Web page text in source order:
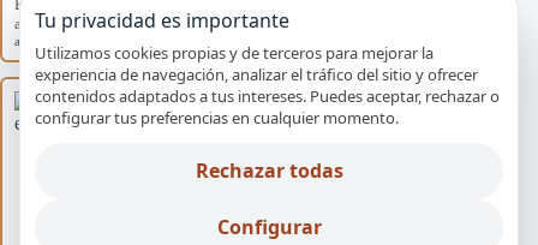
Explora las causas del rendimiento disminuido en aires
acondicionados domésticos y cómo afectan al sistema.
aire acondicionado
Tu privacidad es importante
Utilizamos cookies propias y de terceros para mejorar la
experiencia de navegación, analizar el tráfico del sitio y ofrecer
contenidos adaptados a tus intereses. Puedes aceptar, rechazar o
configurar tus preferencias en cualquier momento.
Rechazar todas
Configurar